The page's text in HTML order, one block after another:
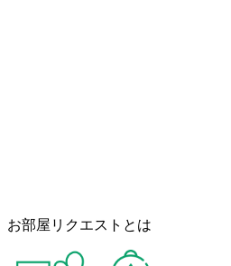
お部屋リクエストとは